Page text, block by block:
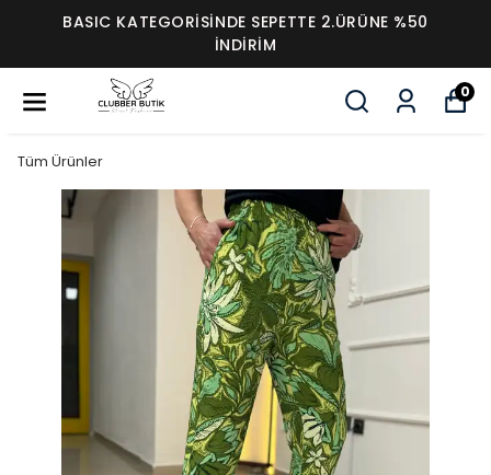
BASIC KATEGORİSİNDE SEPETTE 2.ÜRÜNE %50
İNDİRİM
0
Tüm Ürünler